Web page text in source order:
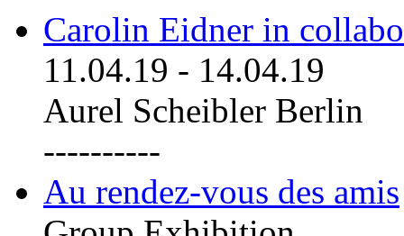
Carolin Eidner in
11.04.19 - 14.04.19
Aurel Scheibler Berlin
----------
Au rendez-vous des amis